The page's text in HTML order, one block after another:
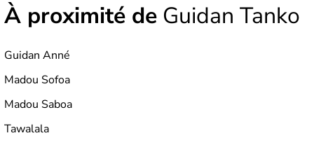
À proximité de Guidan Tanko
Guidan Anné
Madou Sofoa
Madou Saboa
Tawalala